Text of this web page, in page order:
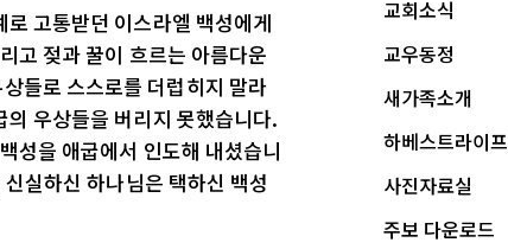
고통받던 이스라엘 백성에게
고 젖과 꿀이 흐르는 아름다운
들로 스스로를 더럽히지 말라
우상들을 버리지 못했습니다.
성을 애굽에서 인도해 내셨습니
실하신 하나님은 택하신 백성
교회소식
교우동정
새가족소개
하베스트라이프
사진자료실
주보 다운로드